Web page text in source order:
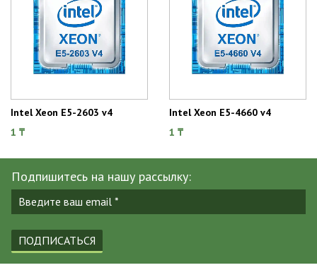
Intel Xeon E5-2603 v4
1 ₸
Intel Xeon E5-4660 v4
1 ₸
Подпишитесь на нашу рассылку:
ПОДПИСАТЬСЯ